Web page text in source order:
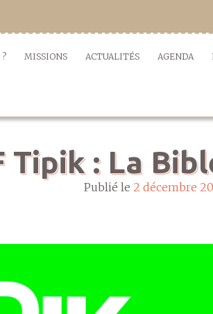
? MISSIONS ACTUALITÉS AGENDA
Tipik : La
Publié le 2 décembre